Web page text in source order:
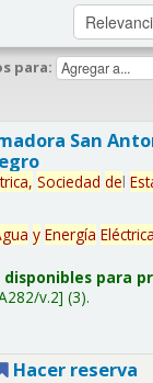
para:
San
Sociedad del
y Energía
disponibles para
v.2 (3).
Hacer reserva